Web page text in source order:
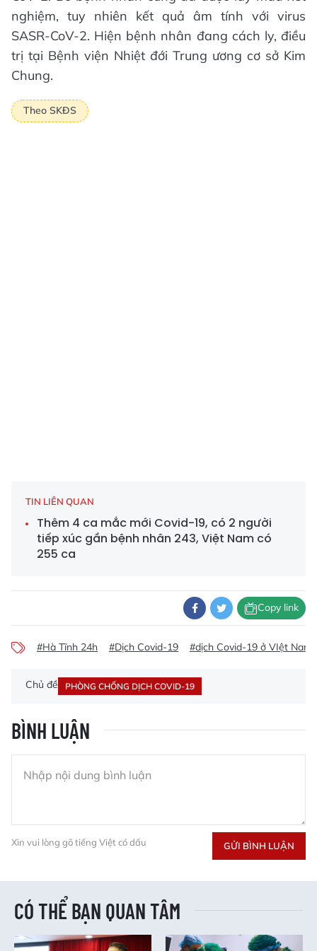
nghiệm, tuy nhiên kết quả âm tính với virus
SASR-CoV-2. Hiện bệnh nhân đang cách ly, điều
trị tại Bệnh viện Nhiệt đới Trung ương cơ sở Kim
Chung.
Theo SKĐS
TIN LIÊN QUAN
Thêm 4 ca mắc mới Covid-19, có 2 người
tiếp xúc gần bệnh nhân 243, Việt Nam có
255 ca
Copy link
#Hà Tĩnh 24h #Dịch Covid-19 #dịch Covid-19 ở VIệt Nam
Chủ đề PHÒNG CHỐNG DỊCH COVID-19
BÌNH LUẬN
Xin vui lòng gõ tiếng Việt có dấu GỬI BÌNH LUẬN
CÓ THỂ BẠN QUAN TÂM